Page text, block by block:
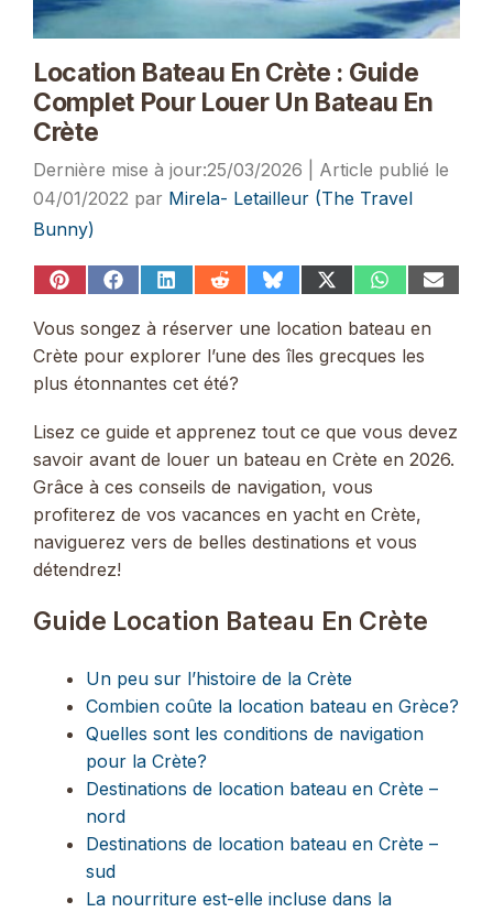
Location Bateau En Crète : Guide
Complet Pour Louer Un Bateau En
Crète
25/03/2026
04/01/2022 par Mirela- Letailleur (The Travel
Bunny)
ShareShare
Facebook
Share
LinkedIn
Share
Reddit
Share
Bluesky
Share
(Twitter)
ShareShare
Vous songez à réserver une location bateau en
Crète pour explorer l’une des îles grecques les
plus étonnantes cet été?
Lisez ce guide et apprenez tout ce que vous devez
savoir avant de louer un bateau en Crète en 2026.
Grâce à ces conseils de navigation, vous
profiterez de vos vacances en yacht en Crète,
naviguerez vers de belles destinations et vous
détendrez!
Guide Location Bateau En Crète
Un peu sur l’histoire de la Crète
Combien coûte la location bateau en Grèce?
Quelles sont les conditions de navigation
pour la Crète?
Destinations de location bateau en Crète –
nord
Destinations de location bateau en Crète –
sud
La nourriture est-elle incluse dans la